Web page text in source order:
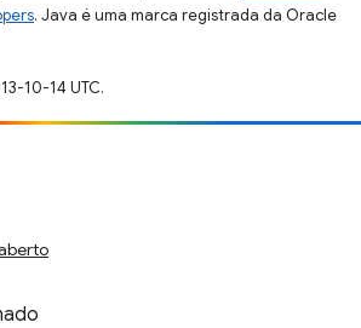
. Java é uma marca registrada da Oracle
10-14 UTC.